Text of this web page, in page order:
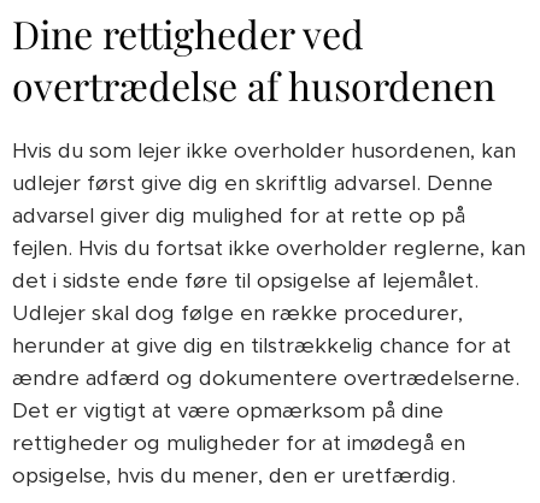
Dine rettigheder ved
overtrædelse af husordenen
Hvis du som lejer ikke overholder husordenen, kan
udlejer først give dig en skriftlig advarsel. Denne
advarsel giver dig mulighed for at rette op på
fejlen. Hvis du fortsat ikke overholder reglerne, kan
det i sidste ende føre til opsigelse af lejemålet.
Udlejer skal dog følge en række procedurer,
herunder at give dig en tilstrækkelig chance for at
ændre adfærd og dokumentere overtrædelserne.
Det er vigtigt at være opmærksom på dine
rettigheder og muligheder for at imødegå en
opsigelse, hvis du mener, den er uretfærdig.